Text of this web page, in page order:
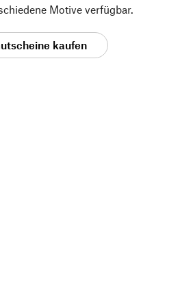
Motive verfügbar.
kaufen